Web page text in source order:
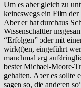
Um es aber gleich zu
keineswegs ein Film
Aber er hat durchaus
Wissenschaftler
“Erfolgen” oder mit
wirk(t)en, eingeführt
manchmal arg
bester Michael-Moore-
gehalten. Aber es sollte
sagen so, die anderen